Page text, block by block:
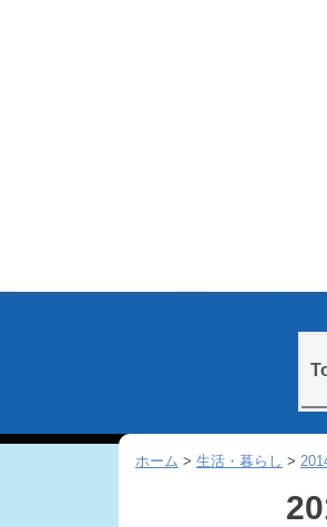
ホーム > 生活・暮らし >